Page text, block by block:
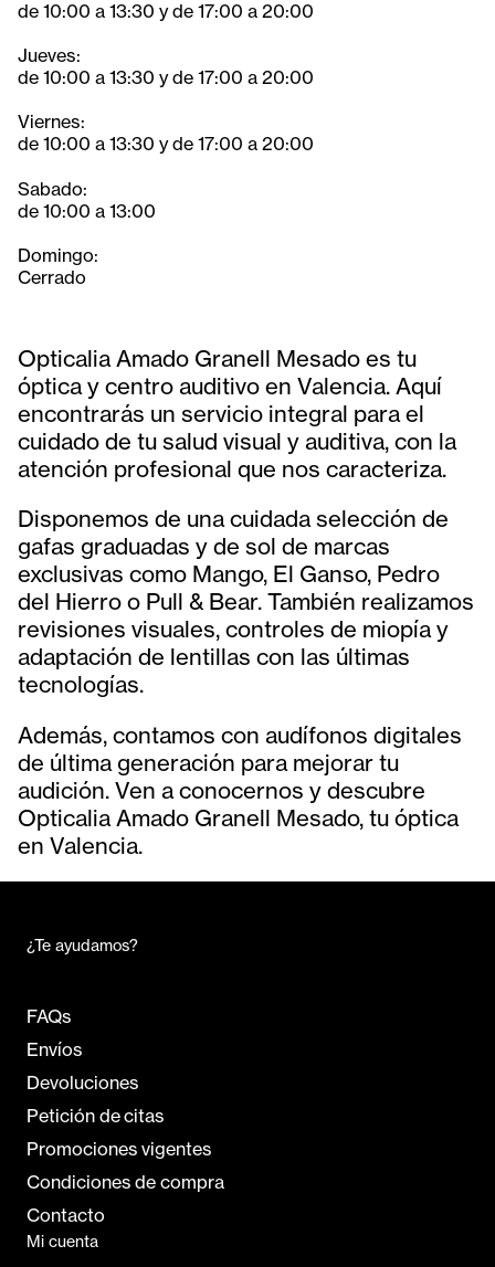
de 10:00 a 13:30 y de 17:00 a 20:00
Jueves:
de 10:00 a 13:30 y de 17:00 a 20:00
Viernes:
de 10:00 a 13:30 y de 17:00 a 20:00
Sabado:
de 10:00 a 13:00
Domingo:
Cerrado
Opticalia Amado Granell Mesado es tu
óptica y centro auditivo en Valencia. Aquí
encontrarás un servicio integral para el
cuidado de tu salud visual y auditiva, con la
atención profesional que nos caracteriza.
Disponemos de una cuidada selección de
gafas graduadas y de sol de marcas
exclusivas como Mango, El Ganso, Pedro
del Hierro o Pull & Bear. También realizamos
revisiones visuales, controles de miopía y
adaptación de lentillas con las últimas
tecnologías.
Además, contamos con audífonos digitales
de última generación para mejorar tu
audición. Ven a conocernos y descubre
Opticalia Amado Granell Mesado, tu óptica
en Valencia.
¿Te ayudamos?
FAQs
Envíos
Devoluciones
Petición de citas
Promociones vigentes
Condiciones de compra
Contacto
Mi cuenta